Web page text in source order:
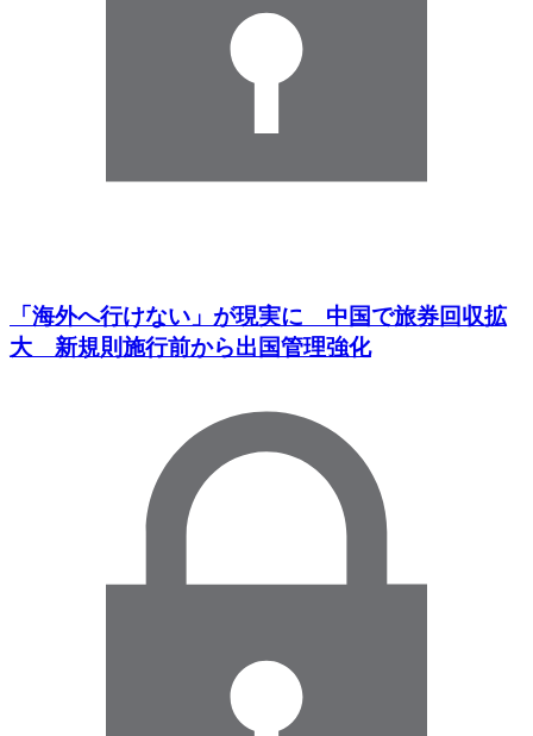
「海外へ行けない」が現実に 中国で旅券回収拡
大 新規則施行前から出国管理強化